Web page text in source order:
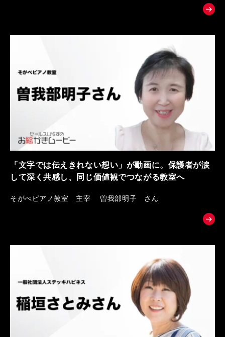
「文字では伝えきれない想い」が動画に。保護者が涙
して深く共感し、同じ価値観でつながる教室へ
そがべピアノ教室 主宰 曽我部明子 さん